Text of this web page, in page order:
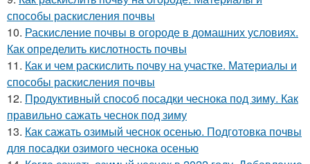
способы раскисления почвы
10. Раскисление почвы в огороде в домашних условиях.
Как определить кислотность почвы
11. Как и чем раскислить почву на участке. Материалы и
способы раскисления почвы
12. Продуктивный способ посадки чеснока под зиму. Как
правильно сажать чеснок под зиму
13. Как сажать озимый чеснок осенью. Подготовка почвы
для посадки озимого чеснока осенью